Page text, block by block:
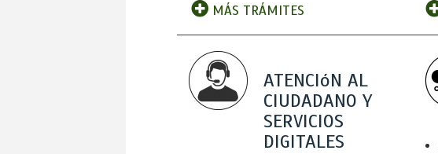
MÁS TRÁMITES
ATENCIóN AL
CIUDADANO Y
SERVICIOS
DIGITALES